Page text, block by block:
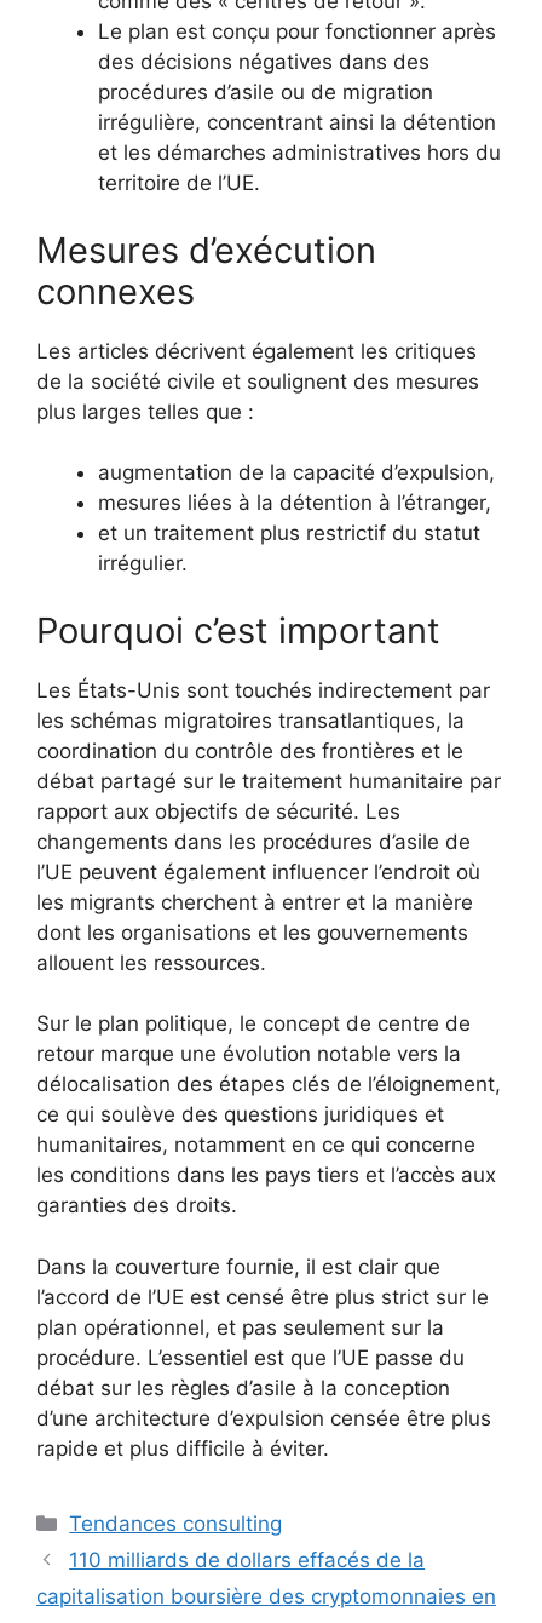
Le plan est conçu pour fonctionner après
des décisions négatives dans des
procédures d’asile ou de migration
irrégulière, concentrant ainsi la détention
et les démarches administratives hors du
territoire de l’UE.
Mesures d’exécution
connexes
Les articles décrivent également les critiques
de la société civile et soulignent des mesures
plus larges telles que :
augmentation de la capacité d’expulsion,
mesures liées à la détention à l’étranger,
et un traitement plus restrictif du statut
irrégulier.
Pourquoi c’est important
Les États-Unis sont touchés indirectement par
les schémas migratoires transatlantiques, la
coordination du contrôle des frontières et le
débat partagé sur le traitement humanitaire par
rapport aux objectifs de sécurité. Les
changements dans les procédures d’asile de
l’UE peuvent également influencer l’endroit où
les migrants cherchent à entrer et la manière
dont les organisations et les gouvernements
allouent les ressources.
Sur le plan politique, le concept de centre de
retour marque une évolution notable vers la
délocalisation des étapes clés de l’éloignement,
ce qui soulève des questions juridiques et
humanitaires, notamment en ce qui concerne
les conditions dans les pays tiers et l’accès aux
garanties des droits.
Dans la couverture fournie, il est clair que
l’accord de l’UE est censé être plus strict sur le
plan opérationnel, et pas seulement sur la
procédure. L’essentiel est que l’UE passe du
débat sur les règles d’asile à la conception
d’une architecture d’expulsion censée être plus
rapide et plus difficile à éviter.
Catégories
Tendances consulting
110 milliards de dollars effacés de la
capitalisation boursière des cryptomonnaies en